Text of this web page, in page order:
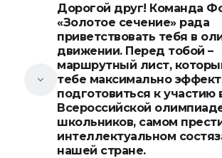
Дорогой друг! Команда
«Золотое сечение» рада
приветствовать тебя в
движении. Перед тобой –
маршрутный лист,
тебе максимально
подготовиться к участию
Всероссийской
школьников, самом
интеллектуальном
нашей стране.